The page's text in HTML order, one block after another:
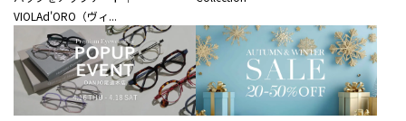
VIOLAd'ORO（ヴィ...